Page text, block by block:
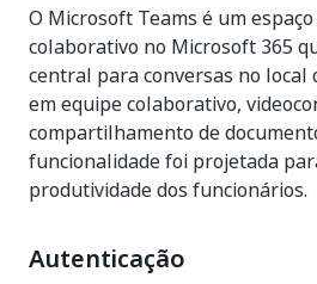
O Microsoft Teams é um
colaborativo no Microsoft 365
central para conversas no
em equipe colaborativo,
compartilhamento de
funcionalidade foi projetada
produtividade dos funcionários.
Autenticação